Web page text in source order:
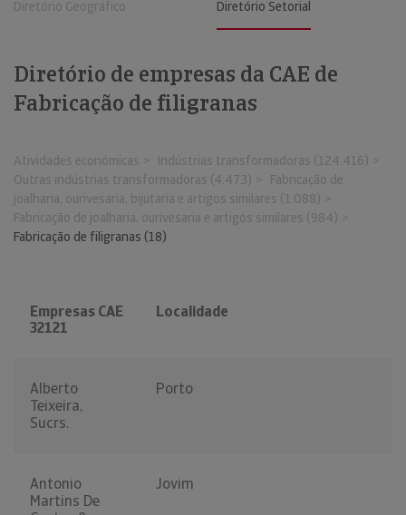
Diretório Geográfico Diretório Setorial
Diretório de empresas da CAE de
Fabricação de filigranas
Atividades económicas
Indústrias transformadoras (124.416)
Outras indústrias transformadoras (4.473)
Fabricação de
joalharia, ourivesaria, bijutaria e artigos similares (1.088)
Fabricação de joalharia, ourivesaria e artigos similares (984)
Fabricação de filigranas (18)
Empresas CAE
32121
Localidade
Alberto
Teixeira,
Sucrs.
Porto
Antonio
Martins De
Jovim